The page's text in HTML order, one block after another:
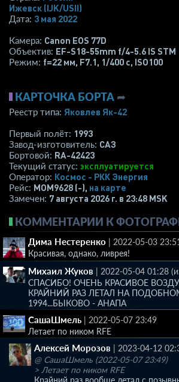
Ижевск (IJK/USII)
Дата: 3 мая 2022
Камера: Canon EOS 77D
Объектив: EF-S18-55mm f/4-5.6 IS STM
Режим: f=22 мм, F7.1, 1/400 с, ISO100
КАРТОЧКА БОРТА ➦
Реестр типа: Яковлев Як-42
Первый полёт: 1993
Завод-изготовитель: САЗ
Бортовой: RA-42423
Текущий статус: эксплуатируется
Оператор: Космос - РКК Энергия
Рейс: MOM9628 (-), на карте
Замечен: 7 августа 2026 г. в 23:48 MSK
КОММЕНТАРИИ К
Дима Нестеренко | 2022-05-03
Красивая, однако, ливрея!
Михаил Жуков | 2022-05-04 01:28
СПАСИБО! ОЧЕНЬ КРАСИВОЕ
КРАЙНИЙ РАЗ ЛЕТАЛ НА
1994...БЫКОВО - АНАПА
СашаШмель | 2022-05-07 23:49
Летает по ником RFE
Алексей Морозов | 2023-04-12
@ СашаШмель (2022-05-07 23:49)
> Летает по ником RFE
Крайний раз вообще летал с